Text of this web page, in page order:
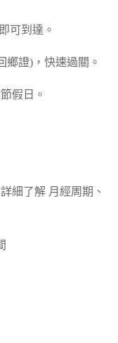
可到達。
鄉證)，快速過關。
假日。
細了解 月經周期、